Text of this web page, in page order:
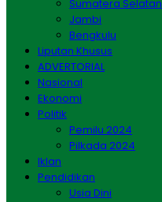
Sumatera Selatan
Jambi
Bengkulu
Liputan Khusus
ADVERTORIAL
Nasional
Ekonomi
Politik
Pemilu 2024
Pilkada 2024
Iklan
Pendidikan
Usia Dini